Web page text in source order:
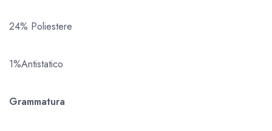
24% Poliestere
1%Antistatico
Grammatura